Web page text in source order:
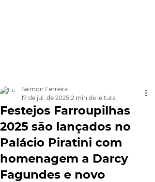
Festejos Farroupilhas
2025 são lançados no
Palácio Piratini com
homenagem a Darcy
Fagundes e novo
Saimon Ferreira
17 de jul. de 2025 2 min de leitura